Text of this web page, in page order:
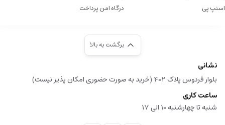
اسنپ پی
درگاه امن پرداخت
برگشت به بالا
نشانی
بلوار فردوس پلاک 402 (خرید به صورت حضوری امکان پذیر نیست)
ساعت کاری
شنبه تا چهارشنبه 10 الی 17